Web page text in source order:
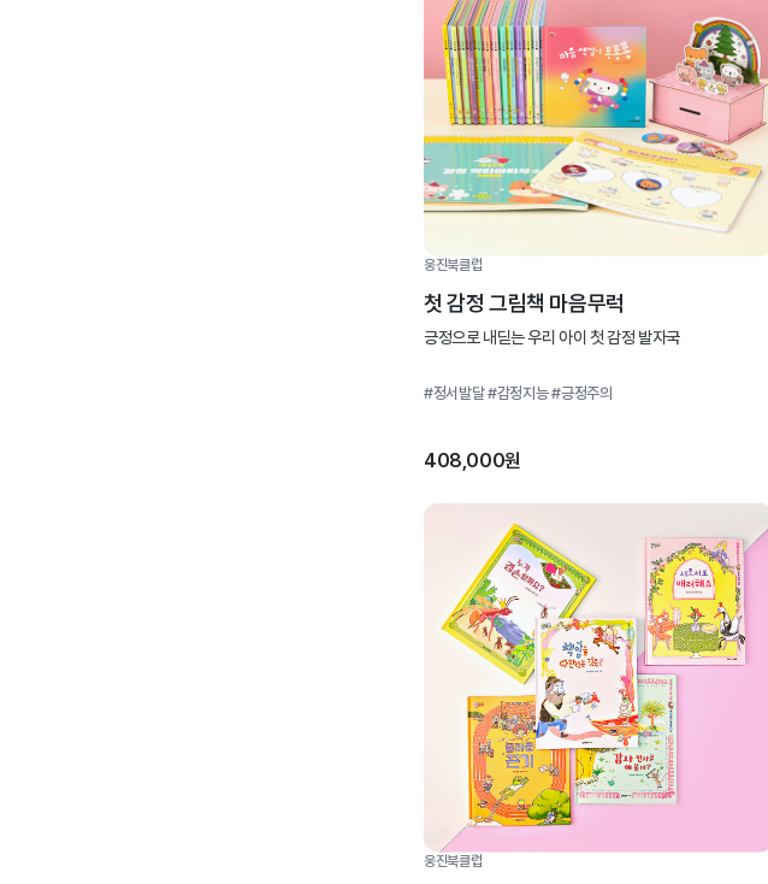
웅진북클럽
첫 감정 그림책 마음무럭
긍정으로 내딛는 우리 아이 첫 감정 발자국
#정서발달#감정지능#긍정주의
408,000원
웅진북클럽